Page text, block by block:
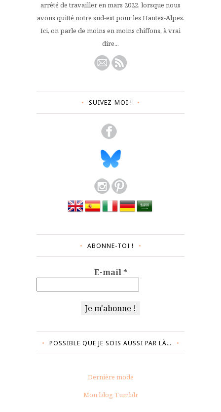
arrêté de travailler en mars 2022, lorsque nous
avons quitté notre sud-est pour les Hautes-Alpes.
Ici, on parle de moins en moins chiffons, à vrai
dire...
SUIVEZ-MOI !
ABONNE-TOI !
E-mail*
POSSIBLE QUE JE SOIS AUSSI PAR LÀ…
Dernière mode
Mon blog Tumblr